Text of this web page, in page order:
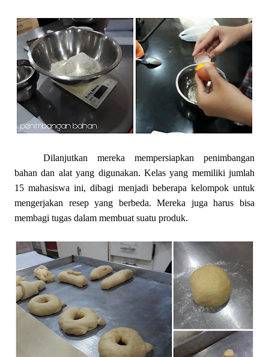
Dilanjutkan mereka mempersiapkan penimbangan
bahan dan alat yang digunakan. Kelas yang memiliki jumlah
15 mahasiswa ini, dibagi menjadi beberapa kelompok untuk
mengerjakan resep yang berbeda. Mereka juga harus bisa
membagi tugas dalam membuat suatu produk.